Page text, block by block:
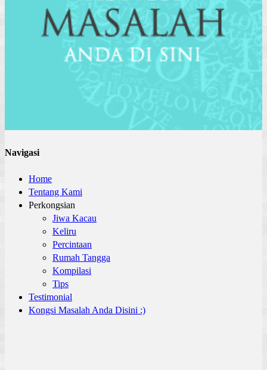
Navigasi
Home
Tentang Kami
Perkongsian
Jiwa Kacau
Keliru
Percintaan
Rumah Tangga
Kompilasi
Tips
Testimonial
Kongsi Masalah Anda Disini :)